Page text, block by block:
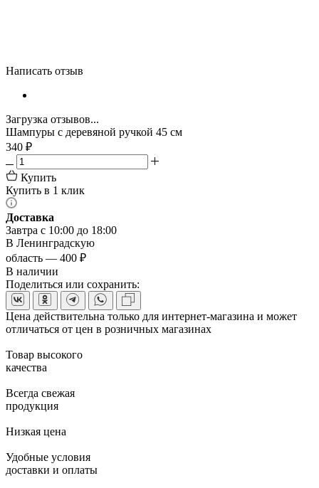
Написать отзыв
Загрузка отзывов...
Шампуры с деревяной ручкой 45 см
340 ₽
Купить
Купить в 1 клик
Доставка
Завтра с 10:00 до 18:00
В Ленинградскую
область — 400 ₽
В наличии
Поделиться или сохранить:
Цена действительна только для интернет-магазина и может
отличаться от цен в розничных магазинах
Товар высокого
качества
Всегда свежая
продукция
Низкая цена
Удобные условия
доставки и оплаты